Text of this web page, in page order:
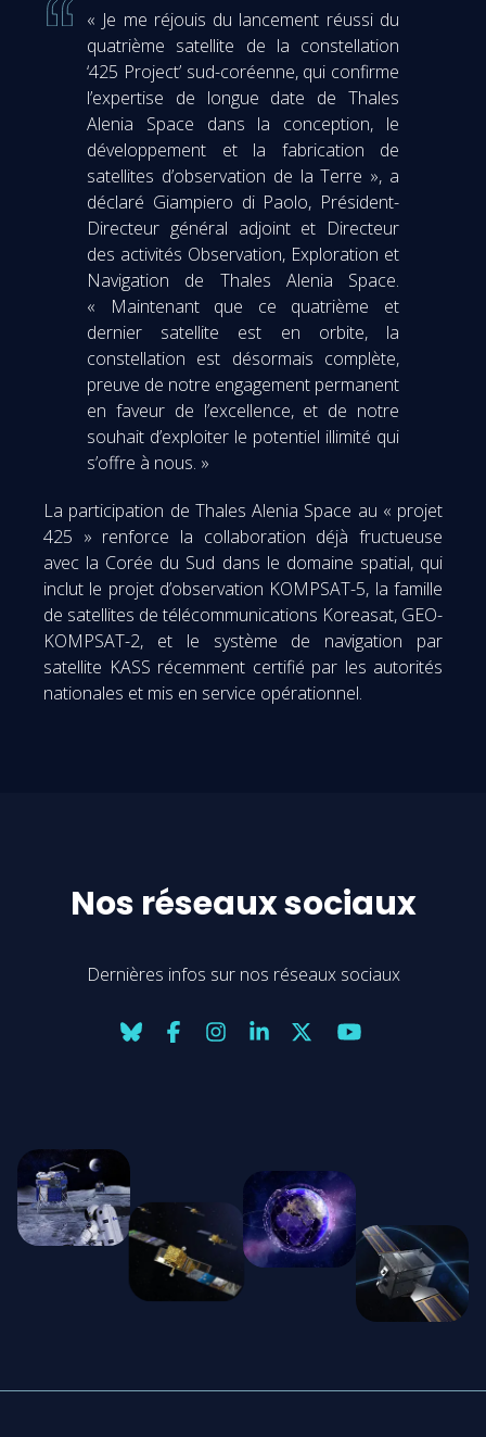
« Je me réjouis du lancement réussi du
quatrième satellite de la constellation
‘425 Project’ sud-coréenne, qui confirme
l’expertise de longue date de Thales
Alenia Space dans la conception, le
développement et la fabrication de
satellites d’observation de la Terre », a
déclaré Giampiero di Paolo, Président-
Directeur général adjoint et Directeur
des activités Observation, Exploration et
Navigation de Thales Alenia Space.
« Maintenant que ce quatrième et
dernier satellite est en orbite, la
constellation est désormais complète,
preuve de notre engagement permanent
en faveur de l’excellence, et de notre
souhait d’exploiter le potentiel illimité qui
s’offre à nous. »
La participation de Thales Alenia Space au « projet
425 » renforce la collaboration déjà fructueuse
avec la Corée du Sud dans le domaine spatial, qui
inclut le projet d’observation KOMPSAT-5, la famille
de satellites de télécommunications Koreasat, GEO-
KOMPSAT-2, et le système de navigation par
satellite KASS récemment certifié par les autorités
nationales et mis en service opérationnel.
Nos réseaux sociaux
Dernières infos sur nos réseaux sociaux